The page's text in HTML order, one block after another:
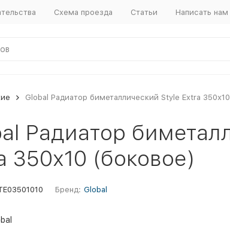
Схема проезда Статьи Написать
Global Радиатор биметаллический Style Extra
Радиатор
350х10 (боковое)
Бренд: Global